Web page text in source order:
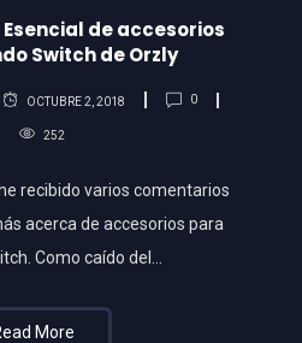
Esencial de accesorios
Switch de Orzly
OCTUBRE 2, 2018 0
252
recibido varios comentarios
acerca de accesorios para
Como caído del…
More